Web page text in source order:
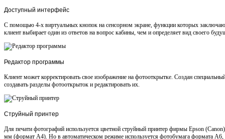
Доступный интерфейс
С помощью 4-х виртуальных кнопок на сенсорном экране, функции которых
клиент выбирает один из ответов на вопрос кабины, чем и определяет вид своего
Редактор программы
Клиент может корректировать свое изображение на фотооткрытке. Создан
создавать разделы фотооткрыток и редактировать их.
Струйный принтер
Для печати фотографий используется цветной струйный принтер фирмы Epson
мм (формат А4). Но в автоматическом режиме используется фотобумага формата